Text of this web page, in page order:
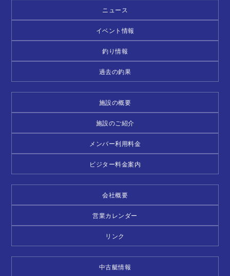
ニュース
イベント情報
釣り情報
過去の釣果
施設の概要
施設のご紹介
メンバー利用料金
ビジター料金案内
会社概要
営業カレンダー
リンク
中古艇情報